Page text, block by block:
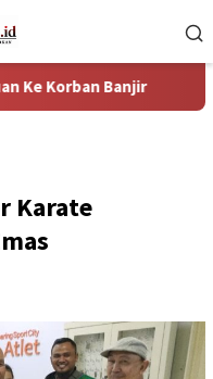
Banjir Puncak
Karate